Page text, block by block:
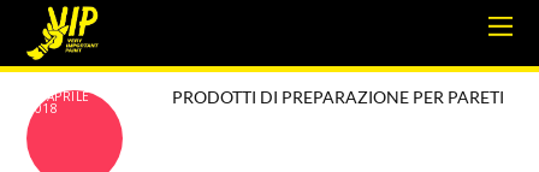
18 APRILE
2018
PRODOTTI DI PREPARAZIONE PER PARETI